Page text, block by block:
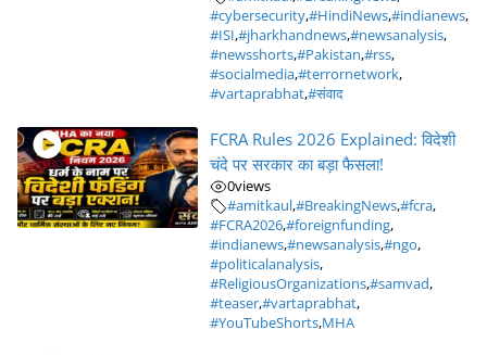
#cybersecurity,#HindiNews,#indianews,
#ISI,#jharkhandnews,#newsanalysis,
#newsshorts,#Pakistan,#rss,
#socialmedia,#terrornetwork,
#vartaprabhat,#संवाद
FCRA Rules 2026 Explained: विदेशी
चंदे पर सरकार का बड़ा फैसला!
0views
#amitkaul,#BreakingNews,#fcra,
#FCRA2026,#foreignfunding,
#indianews,#newsanalysis,#ngo,
#politicalanalysis,
#ReligiousOrganizations,#samvad,
#teaser,#vartaprabhat,
#YouTubeShorts,MHA